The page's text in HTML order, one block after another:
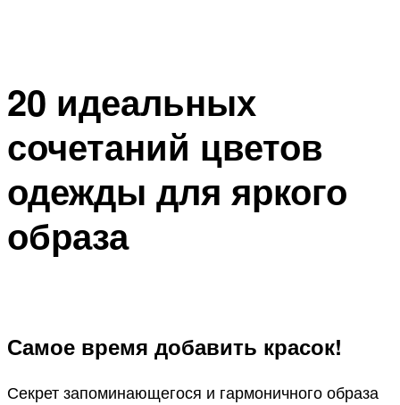
20 идеальных
сочетаний цветов
одежды для яркого
образа
Самое время добавить красок!
Секрет запоминающегося и гармоничного образа